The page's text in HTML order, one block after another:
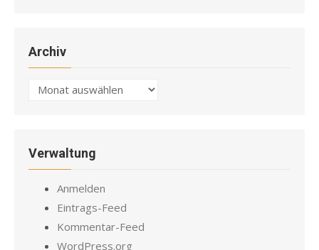
Archiv
Archiv
Verwaltung
Anmelden
Eintrags-Feed
Kommentar-Feed
WordPress.org